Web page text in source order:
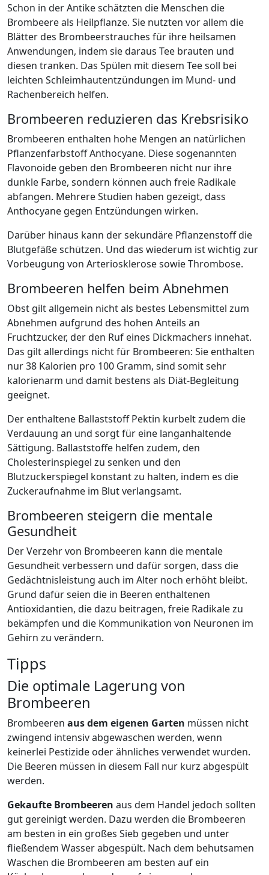
Schon in der Antike schätzten die Menschen die
Brombeere als Heilpflanze. Sie nutzten vor allem die
Blätter des Brombeerstrauches für ihre heilsamen
Anwendungen, indem sie daraus Tee brauten und
diesen tranken. Das Spülen mit diesem Tee soll bei
leichten Schleimhautentzündungen im Mund- und
Rachenbereich helfen.
Brombeeren reduzieren das Krebsrisiko
Brombeeren enthalten hohe Mengen an natürlichen
Pflanzenfarbstoff Anthocyane. Diese sogenannten
Flavonoide geben den Brombeeren nicht nur ihre
dunkle Farbe, sondern können auch freie Radikale
abfangen. Mehrere Studien haben gezeigt, dass
Anthocyane gegen Entzündungen wirken.
Darüber hinaus kann der sekundäre Pflanzenstoff die
Blutgefäße schützen. Und das wiederum ist wichtig zur
Vorbeugung von Arteriosklerose sowie Thrombose.
Brombeeren helfen beim Abnehmen
Obst gilt allgemein nicht als bestes Lebensmittel zum
Abnehmen aufgrund des hohen Anteils an
Fruchtzucker, der den Ruf eines Dickmachers innehat.
Das gilt allerdings nicht für Brombeeren: Sie enthalten
nur 38 Kalorien pro 100 Gramm, sind somit sehr
kalorienarm und damit bestens als Diät-Begleitung
geeignet.
Der enthaltene Ballaststoff Pektin kurbelt zudem die
Verdauung an und sorgt für eine langanhaltende
Sättigung. Ballaststoffe helfen zudem, den
Cholesterinspiegel zu senken und den
Blutzuckerspiegel konstant zu halten, indem es die
Zuckeraufnahme im Blut verlangsamt.
Brombeeren steigern die mentale
Gesundheit
Der Verzehr von Brombeeren kann die mentale
Gesundheit verbessern und dafür sorgen, dass die
Gedächtnisleistung auch im Alter noch erhöht bleibt.
Grund dafür seien die in Beeren enthaltenen
Antioxidantien, die dazu beitragen, freie Radikale zu
bekämpfen und die Kommunikation von Neuronen im
Gehirn zu verändern.
Tipps
Die optimale Lagerung von
Brombeeren
Brombeeren aus dem eigenen Garten müssen nicht
zwingend intensiv abgewaschen werden, wenn
keinerlei Pestizide oder ähnliches verwendet wurden.
Die Beeren müssen in diesem Fall nur kurz abgespült
werden.
Gekaufte Brombeeren aus dem Handel jedoch sollten
gut gereinigt werden. Dazu werden die Brombeeren
am besten in ein großes Sieb gegeben und unter
fließendem Wasser abgespült. Nach dem behutsamen
Waschen die Brombeeren am besten auf ein